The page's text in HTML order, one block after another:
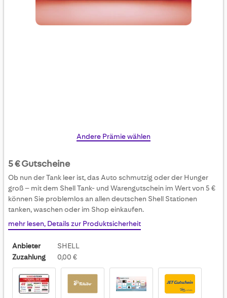
Skip
of
the
images
gallery
Andere Prämie wählen
5 € Gutscheine
Ob nun der Tank leer ist, das Auto schmutzig oder der Hunger
groß – mit dem Shell Tank- und Warengutschein im Wert von 5 €
können Sie problemlos an allen deutschen Shell Stationen
tanken, waschen oder im Shop einkaufen.
mehr lesen, Details zur Produktsicherheit
Anbieter
SHELL
Zuzahlung
0,00 €